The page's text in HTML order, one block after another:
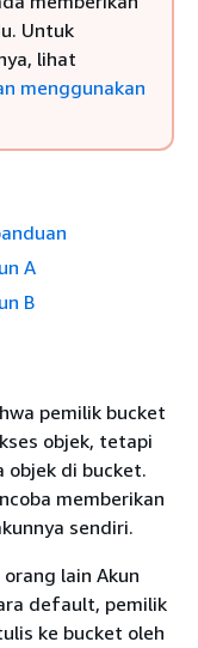
Untuk
lihat
menggunakan
A
B
pemilik bucket
objek, tetapi
objek di bucket.
memberikan
sendiri.
lain Akun
default, pemilik
ke bucket oleh